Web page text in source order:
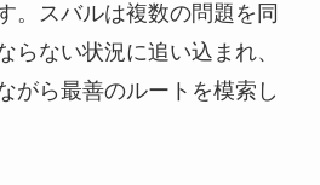
。スバルは複数の問題を同
らない状況に追い込まれ、
がら最善のルートを模索し